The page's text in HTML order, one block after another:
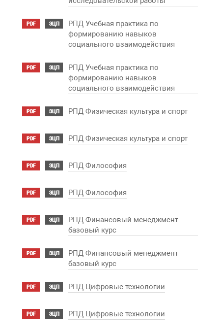
PDF ЭЦП
РПД Учебная практика по
формированию навыков
социального взаимодействия
PDF ЭЦП
РПД Учебная практика по
формированию навыков
социального взаимодействия
PDF ЭЦП РПД Физическая культура и спорт
PDF ЭЦП РПД Физическая культура и спорт
PDF ЭЦП РПД Философия
PDF ЭЦП РПД Философия
PDF ЭЦП
РПД Финансовый менеджмент
базовый курс
PDF ЭЦП
РПД Финансовый менеджмент
базовый курс
PDF ЭЦП РПД Цифровые технологии
PDF ЭЦП РПД Цифровые технологии